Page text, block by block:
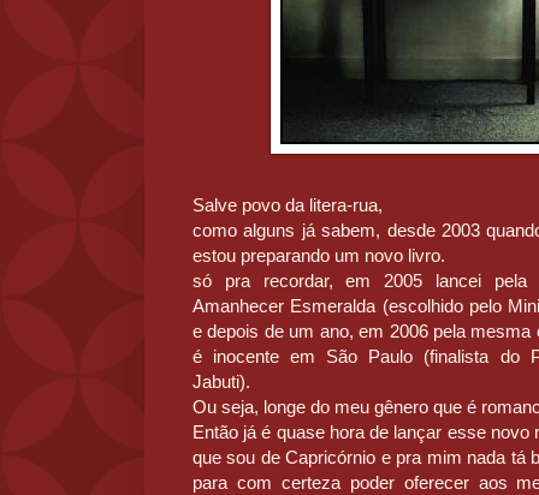
Salve povo da litera-rua,
como alguns já sabem, desde 2003
estou preparando um novo livro.
só pra recordar, em 2005 lancei pela
Amanhecer Esmeralda (escolhido pelo
e depois de um ano, em 2006 pela
é inocente em São Paulo (finalista do
Jabuti).
Ou seja, longe do meu gênero que é
Então já é quase hora de lançar esse
que sou de Capricórnio e pra mim nada tá
para com certeza poder oferecer aos